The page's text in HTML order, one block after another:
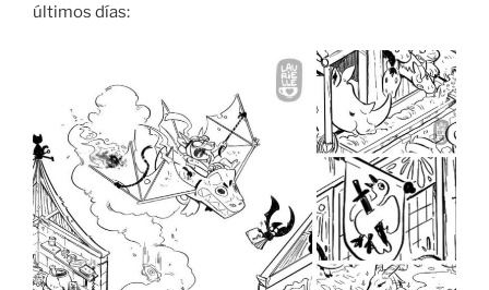
últimos días: